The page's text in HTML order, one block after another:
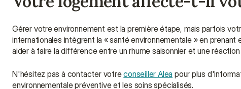
Gérer votre environnement est la première étape, mais parfois
internationales intègrent la « santé environnementale » en
aider à faire la différence entre un rhume saisonnier et une
N'hésitez pas à contacter votre conseiller Alea pour plus
environnementale préventive et les soins spécialisés.